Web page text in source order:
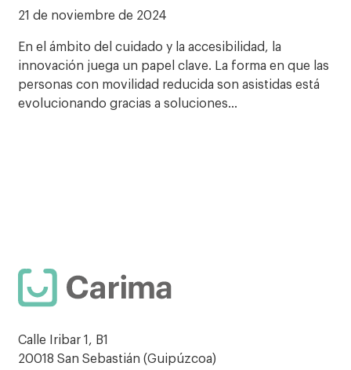
21 de noviembre de 2024
En el ámbito del cuidado y la accesibilidad, la
innovación juega un papel clave. La forma en que las
personas con movilidad reducida son asistidas está
evolucionando gracias a soluciones…
Calle Iribar 1, B1
20018 San Sebastián (Guipúzcoa)